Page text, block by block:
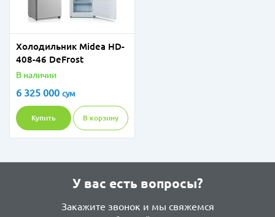
Холодильник Midea HD-
408-46 DeFrost
В наличии
6 325 000 сум
Купить В корзину
У вас есть вопросы?
Закажите звонок и мы свяжемся